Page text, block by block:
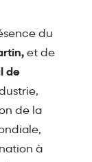
du
et de
de
de la
à